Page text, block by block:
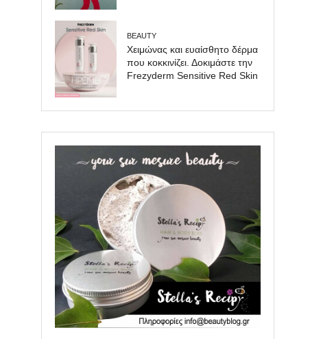
BEAUTY
Χειμώνας και ευαίσθητο δέρμα
που κοκκινίζει. Δοκιμάστε την
Frezyderm Sensitive Red Skin